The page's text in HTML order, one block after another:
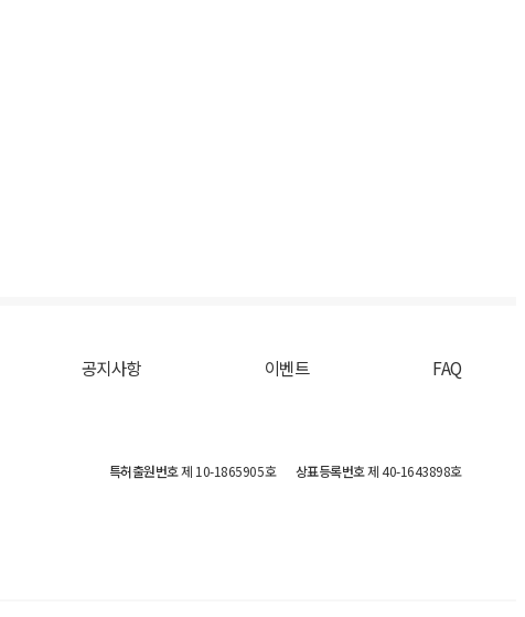
공지사항 이벤트 FAQ
특허출원번호제 10-1865905호 상표등록번호제 40-1643898호